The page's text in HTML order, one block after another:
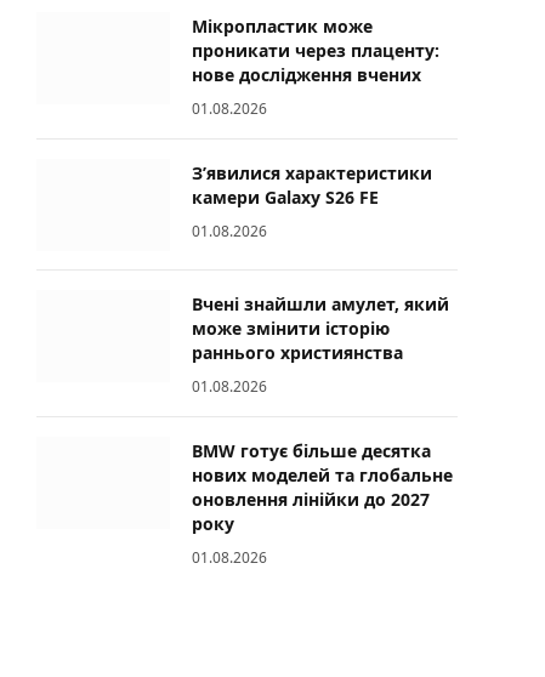
Мікропластик може
проникати через плаценту:
нове дослідження вчених
01.08.2026
З’явилися характеристики
камери Galaxy S26 FE
01.08.2026
Вчені знайшли амулет, який
може змінити історію
раннього християнства
01.08.2026
BMW готує більше десятка
нових моделей та глобальне
оновлення лінійки до 2027
року
01.08.2026